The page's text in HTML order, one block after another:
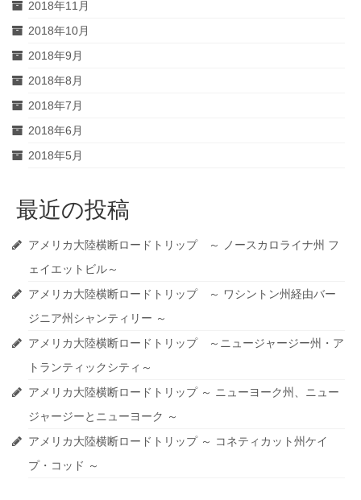
2018年11月
2018年10月
2018年9月
2018年8月
2018年7月
2018年6月
2018年5月
最近の投稿
アメリカ大陸横断ロードトリップ ～ ノースカロライナ州 フ
ェイエットビル～
アメリカ大陸横断ロードトリップ ～ ワシントン州経由バー
ジニア州シャンティリー ～
アメリカ大陸横断ロードトリップ ～ニュージャージー州・ア
トランティックシティ～
アメリカ大陸横断ロードトリップ ～ ニューヨーク州、ニュー
ジャージーとニューヨーク ～
アメリカ大陸横断ロードトリップ ～ コネティカット州ケイ
プ・コッド ～